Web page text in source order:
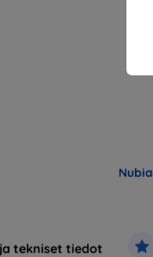
Nubia
tekniset tiedot